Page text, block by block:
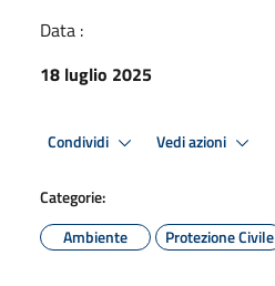
Data :
18 luglio 2025
Condividi Vedi azioni
Categorie:
Ambiente
Protezione Civile